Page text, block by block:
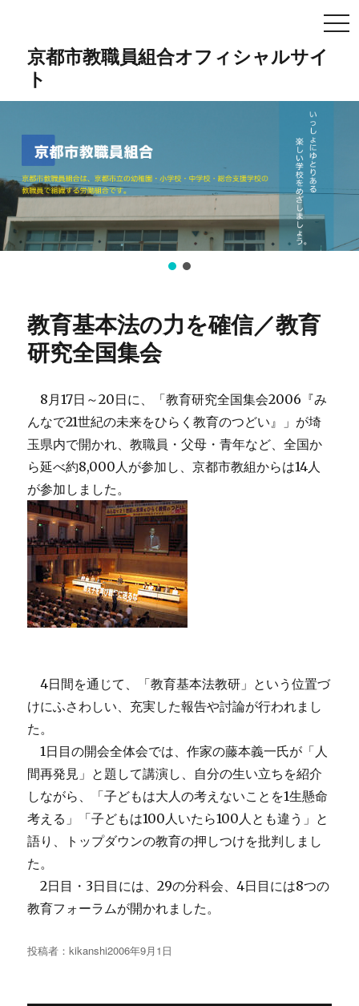
京都市教職員組合オフィシャルサイ
ト
教育基本法の力を確信／教育
研究全国集会
8月17日～20日に、「教育研究全国集会2006『み
んなで21世紀の未来をひらく教育のつどい』」が埼
玉県内で開かれ、教職員・父母・青年など、全国か
ら延べ約8,000人が参加し、京都市教組からは14人
が参加しました。
4日間を通じて、「教育基本法教研」という位置づ
けにふさわしい、充実した報告や討論が行われまし
た。
1日目の開会全体会では、作家の藤本義一氏が「人
間再発見」と題して講演し、自分の生い立ちを紹介
しながら、「子どもは大人の考えないことを1生懸命
考える」「子どもは100人いたら100人とも違う」と
語り、トップダウンの教育の押しつけを批判しまし
た。
2日目・3日目には、29の分科会、4日目には8つの
教育フォーラムが開かれました。
投稿者：kikanshi投
2006年9月1日